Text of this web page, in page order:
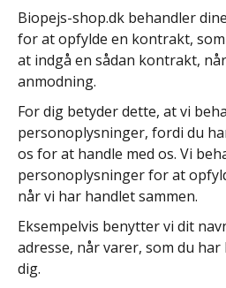
Biopejs-shop.dk behandler
for at opfylde en kontrakt,
at indgå en sådan kontrakt,
anmodning.
For dig betyder dette, at vi
personoplysninger, fordi du
os for at handle med os. Vi
personoplysninger for at
når vi har handlet sammen.
Eksempelvis benytter vi dit
adresse, når varer, som du
dig.